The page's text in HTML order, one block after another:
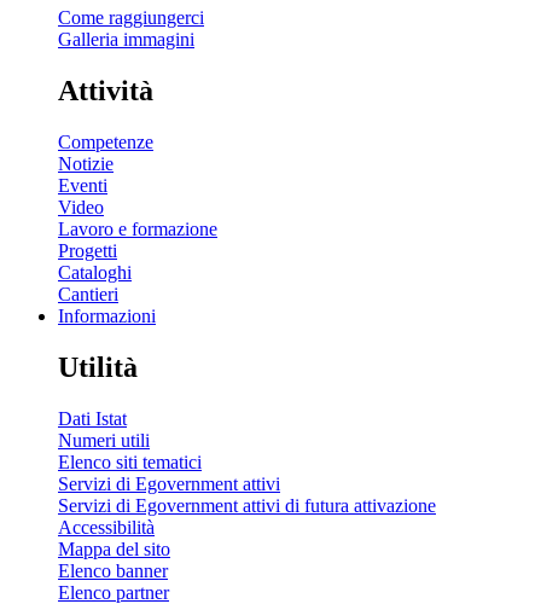
Come raggiungerci
Galleria immagini
Attività
Competenze
Notizie
Eventi
Video
Lavoro e formazione
Progetti
Cataloghi
Cantieri
Informazioni
Utilità
Dati Istat
Numeri utili
Elenco siti tematici
Servizi di Egovernment attivi
Servizi di Egovernment attivi di futura attivazione
Accessibilità
Mappa del sito
Elenco banner
Elenco partner